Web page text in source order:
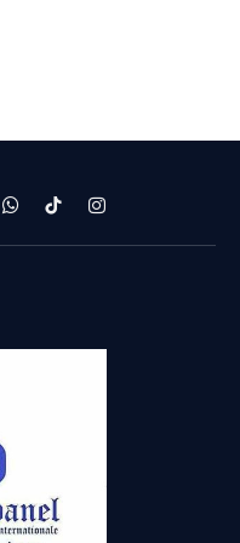
WhatsApp
TikTokInstagram